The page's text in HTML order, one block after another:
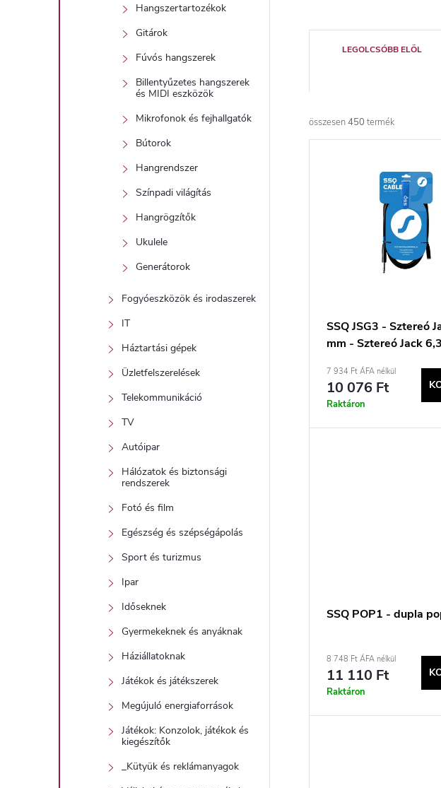
Hangszertartozékok
Gitárok
Fúvós hangszerek
Billentyűzetes hangszerek
és MIDI eszközök
Mikrofonok és fejhallgatók
Bútorok
Hangrendszer
Színpadi világítás
Hangrögzítők
Ukulele
Generátorok
Fogyóeszközök és irodaszerek
IT
Háztartási gépek
Üzletfelszerelések
Telekommunikáció
TV
Autóipar
Hálózatok és biztonsági
rendszerek
Fotó és film
Egészség és szépségápolás
Sport és turizmus
Ipar
Időseknek
Gyermekeknek és anyáknak
Háziállatoknak
Játékok és játékszerek
Megújuló energiaforrások
Játékok: Konzolok, játékok és
kiegészítők
_Kütyük és reklámanyagok
e
r
m
d
LEGOLCSÓBB ELÖL
összesen450 termék
l
SSQ JSG3 - Sztereó
mm - Sztereó Jack
7 934 Ft ÁFA nélkül
10 076 Ft
Raktáron
SSQ POP1 - dupla
8 748 Ft ÁFA nélkül
11 110 Ft
Raktáron